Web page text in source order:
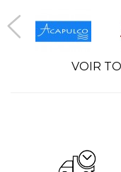
VOIR